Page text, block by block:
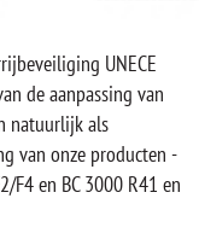
UNECE
de aanpassing van
natuurlijk als
van onze producten -
en BC 3000 R41 en